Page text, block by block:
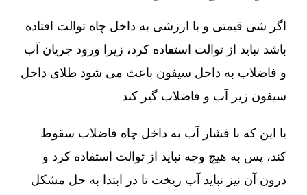
اگر شی قیمتی و با ارزشی به داخل چاه توالت افتاده
باشد نباید از توالت استفاده کرد، زیرا ورود جریان آب
و فاضلاب به داخل سیفون باعث می شود طلای داخل
سیفون زیر آب و فاضلاب گیر کند
یا این که با فشار آب به داخل چاه فاضلاب سقوط
کند، پس به هیچ وجه نباید از توالت استفاده کرد و
درون آن نیز نباید آب ریخت تا در ابتدا به حل مشکل